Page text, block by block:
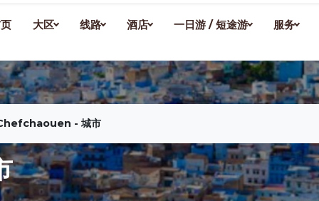
大区 线路 酒店 一日游 / 短途游 服务
- 城市